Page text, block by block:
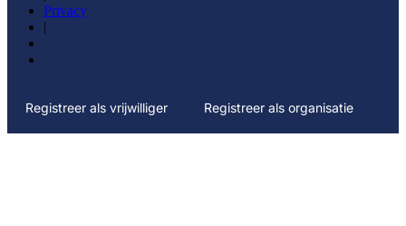
Privacy
|
Registreer als vrijwilliger Registreer als organisatie